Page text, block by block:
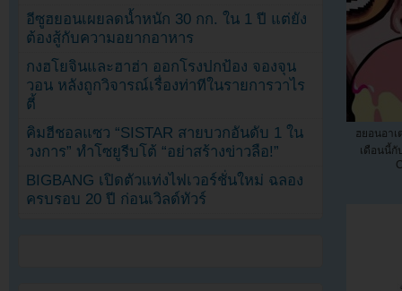
ฮยอนอา
เดือนนี้กั
อีซูฮยอนเผยลดน้ำหนัก 30 กก. ใน 1 ปี แต่ยัง
ต้องสู้กับความอยากอาหาร
กงฮโยจินและฮาฮ่า ออกโรงปกป้อง จองจุน
วอน หลังถูกวิจารณ์เรื่องท่าทีในรายการวาไร
ตี้
คิมฮีชอลแซว “SISTAR สายบวกอันดับ 1 ใน
วงการ” ทำโซยูรีบโต้ “อย่าสร้างข่าวลือ!”
BIGBANG เปิดตัวแท่งไฟเวอร์ชั่นใหม่ ฉลอง
ครบรอบ 20 ปี ก่อนเวิลด์ทัวร์